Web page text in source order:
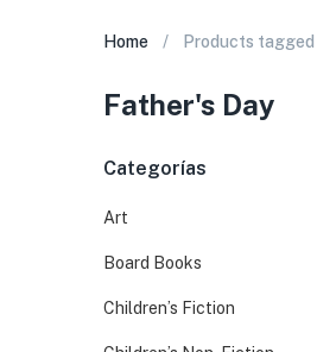
Home Products tagged
Father's Day
Categorías
Art
Board Books
Children’s Fiction